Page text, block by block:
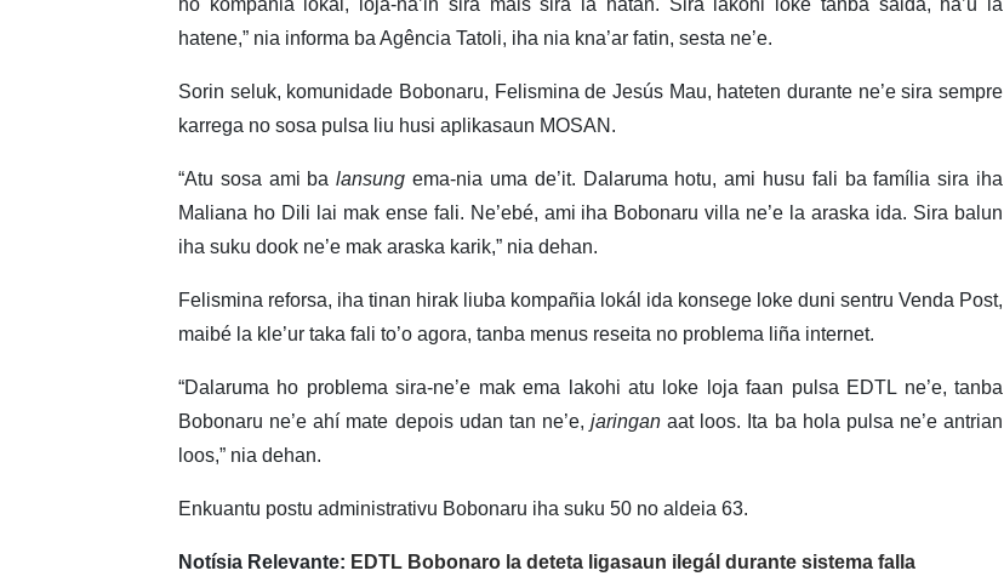
ho kompañia lokál, loja-na’in sira mais sira la hatán. Sira lakohi loke tanba saida, ha’u la
hatene,” nia informa ba Agência Tatoli, iha nia kna’ar fatin, sesta ne’e.
Sorin seluk, komunidade Bobonaru, Felismina de Jesús Mau, hateten durante ne’e sira sempre
karrega no sosa pulsa liu husi aplikasaun MOSAN.
“Atu sosa ami balansung ema-nia uma de’it. Dalaruma hotu, ami husu fali ba família sira iha
Maliana ho Dili lai mak ense fali. Ne’ebé, ami iha Bobonaru villa ne’e la araska ida. Sira balun
iha suku dook ne’e mak araska karik,” nia dehan.
Felismina reforsa, iha tinan hirak liuba kompañia lokál ida konsege loke duni sentru Venda Post,
maibé la kle’ur taka fali to’o agora, tanba menus reseita no problema liña internet.
“Dalaruma ho problema sira-ne’e mak ema lakohi atu loke loja faan pulsa EDTL ne’e, tanba
Bobonaru ne’e ahí mate depois udan tan ne’e, jaringan aat loos. Ita ba hola pulsa ne’e antrian
loos,” nia dehan.
Enkuantu postu administrativu Bobonaru iha suku 50 no aldeia 63.
Notísia Relevante: EDTL Bobonaro la deteta ligasaun ilegál durante sistema falla